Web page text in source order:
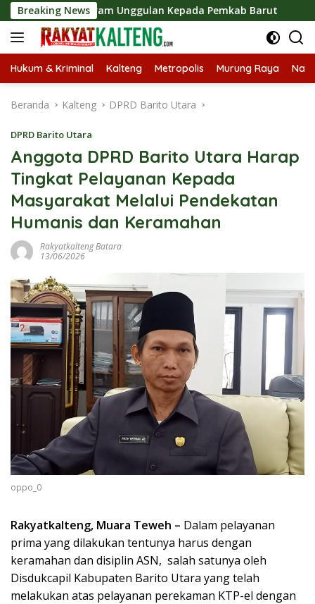
Langsung
ke
konten
Breaking News
Unggulan Kepada Pemkab Barut Bupati
Hukum & Kriminal Kalteng Metropolis Murung Raya
Beranda Kalteng DPRD Barito Utara
DPRD Barito Utara
Anggota DPRD Barito Utara Harap
Tingkat Pelayanan Kepada
Masyarakat Melalui Pendekatan
Humanis dan Keramahan
Rakyatkalteng Batara
13/06/2026
oppo_0
Rakyatkalteng, Muara Teweh – Dalam pelayanan
prima yang dilakukan tentunya harus dengan
keramahan dan disiplin ASN, salah satunya oleh
Disdukcapil Kabupaten Barito Utara yang telah
melakukan atas pelayanan perekaman KTP-el dengan